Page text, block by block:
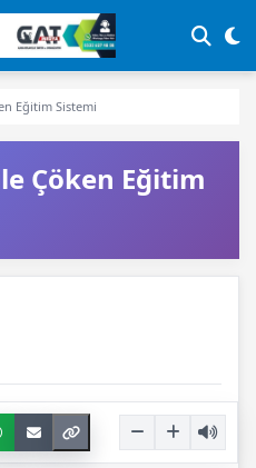
Eğitim Sistemi
Çöken Eğitim